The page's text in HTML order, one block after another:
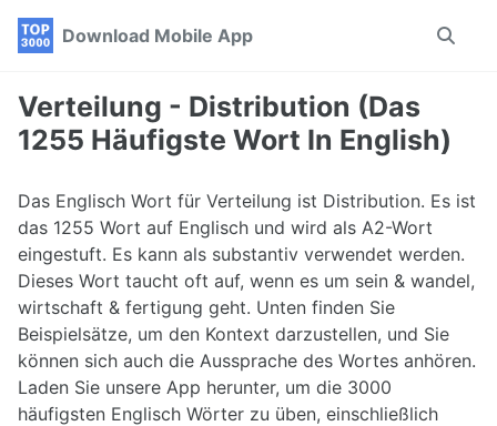
Skip
navigation
Skip
Skip
Download Mobile App
Toggle
Verteilung - Distribution (Das
1255 Häufigste Wort In English)
Das Englisch Wort für Verteilung ist Distribution. Es ist
das 1255 Wort auf Englisch und wird als A2-Wort
eingestuft. Es kann als substantiv verwendet werden.
Dieses Wort taucht oft auf, wenn es um sein & wandel,
wirtschaft & fertigung geht. Unten finden Sie
Beispielsätze, um den Kontext darzustellen, und Sie
können sich auch die Aussprache des Wortes anhören.
Laden Sie unsere App herunter, um die 3000
häufigsten Englisch Wörter zu üben, einschließlich